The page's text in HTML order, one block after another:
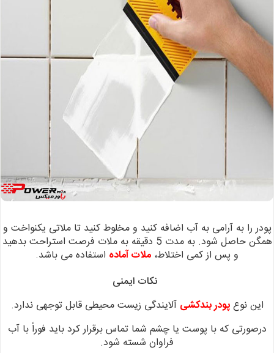
پودر را بهآرامی به آب اضافه کنید و مخلوط کنید تا ملاتی یکنواخت و
همگن حاصل شود.به مدت 5
دقیقه به ملات فرصت استراحت بدهید
و پس از کمی اختلاط، ملات آماده استفاده می باشد.
نکات ایمنی
این نوعپودر بندکشی آلایندگی زیست محیطی قابل توجهی ندارد.
درصورتی که با پوست یا چشم شما تماس برقرار کرد باید فوراً با آب
فراوان شسته شود.